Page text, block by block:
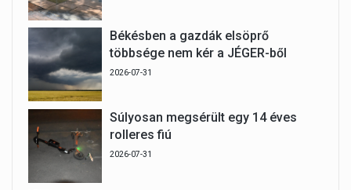
Békésben a gazdák elsöprő
többsége nem kér a JÉGER-ből
2026-07-31
Súlyosan megsérült egy 14 éves
rolleres fiú
2026-07-31